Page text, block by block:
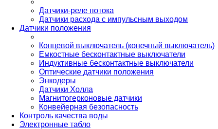
Датчики-реле потока
Датчики расхода с импульсным выходом
Датчики положения
Концевой выключатель (конечный выключатель)
Емкостные бесконтактные выключатели
Индуктивные бесконтактные выключатели
Оптические датчики положения
Энкодеры
Датчики Холла
Магнитогерконовые датчики
Конвейерная безопасность
Контроль качества воды
Электронные табло